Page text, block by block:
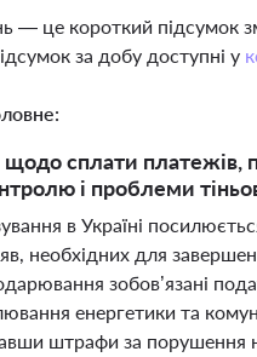
— це короткий підсумок
за добу доступні у
сплати платежів,
і проблеми
в Україні
необхідних для
зобов’язані
енергетики та
штрафи за порушення